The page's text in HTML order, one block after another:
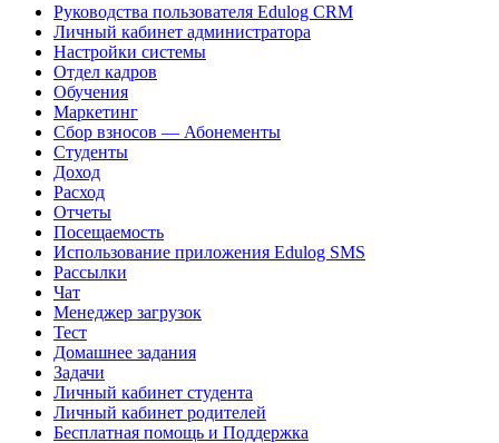
Руководства пользователя Edulog CRM
Личный кабинет администратора
Настройки системы
Отдел кадров
Обучения
Маркетинг
Сбор взносов — Абонементы
Студенты
Доход
Расход
Отчеты
Посещаемость
Использование приложения Edulog SMS
Рассылки
Чат
Менеджер загрузок
Тест
Домашнее задания
Задачи
Личный кабинет студента
Личный кабинет родителей
Бесплатная помощь и Поддержка